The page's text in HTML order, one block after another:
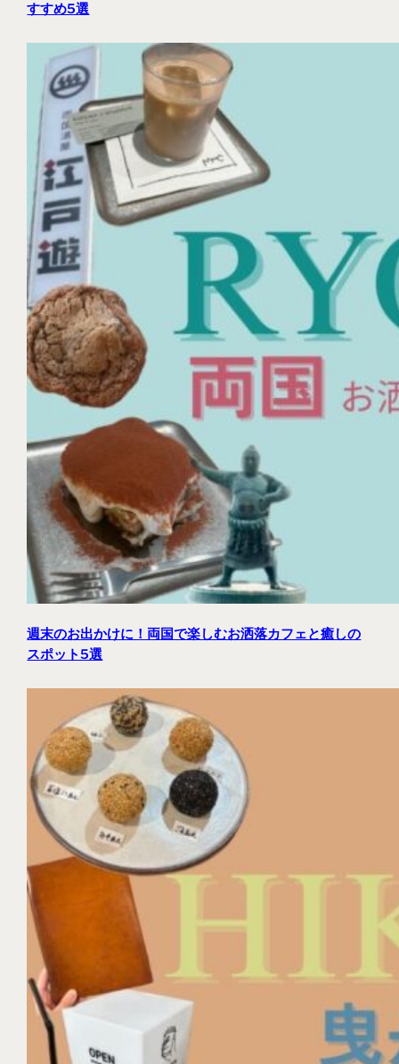
すすめ5選
週末のお出かけに！両国で楽しむお洒落カフェと癒しの
スポット5選